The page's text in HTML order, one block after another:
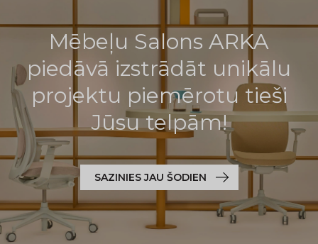
Mēbeļu Salons ARKA
piedāvā izstrādāt unikālu
projektu piemērotu tieši
Jūsu telpām!
SAZINIES JAU ŠODIEN